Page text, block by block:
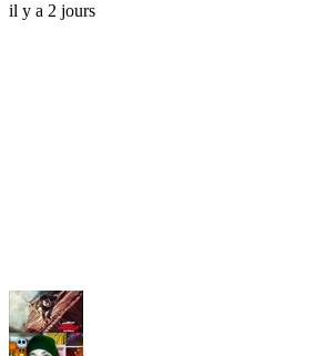
il y a 2 jours